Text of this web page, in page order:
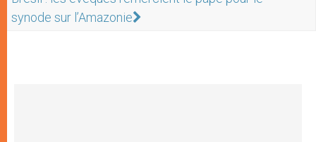
synode sur l’Amazonie